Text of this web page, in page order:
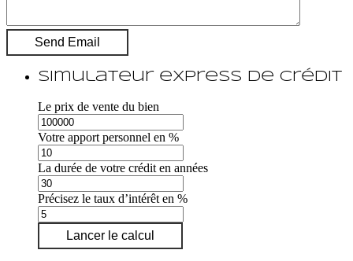
Simulateur express de crédit
Le prix de vente du bien
Votre apport personnel en %
La durée de votre crédit en années
Précisez le taux d’intérêt en %
Lancer le calcul